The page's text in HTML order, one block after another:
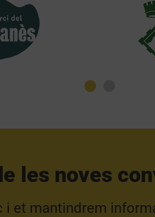
les noves
i et mantindrem